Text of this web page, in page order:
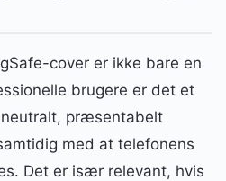
cover er ikke bare en
brugere er det et
præsentabelt
med at telefonens
Det er især relevant, hvis